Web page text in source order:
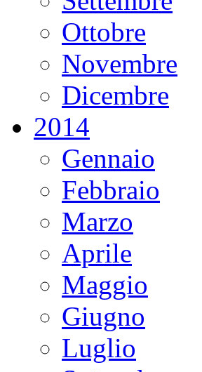
Ottobre
Novembre
Dicembre
2014
Gennaio
Febbraio
Marzo
Aprile
Maggio
Giugno
Luglio